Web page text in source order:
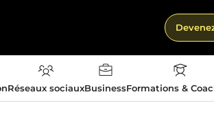
Réseaux sociauxBusinessFormations &